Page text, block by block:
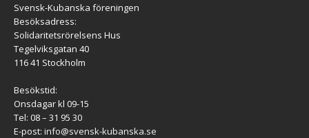
Svensk-Kubanska föreningen
Besöksadress:
Solidaritetsrörelsens Hus
Tegelviksgatan 40
116 41 Stockholm
Besökstid:
Onsdagar kl 09-15
Tel: 08 – 31 95 30
E-post: info@svensk-kubanska.se